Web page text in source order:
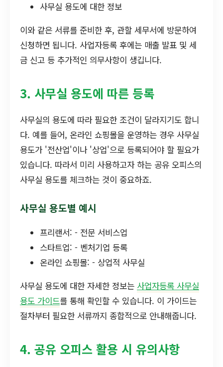
사무실 용도에 대한 정보
이와 같은 서류를 준비한 후, 관할 세무서에 방문하여
신청하면 됩니다. 사업자등록 후에는 매출 발표 및 세
금 신고 등 추가적인 의무사항이 생깁니다.
3. 사무실 용도에 따른 등록
사무실의 용도에 따라 필요한 조건이 달라지기도 합니
다. 예를 들어, 온라인 쇼핑몰을 운영하는 경우 사무실
용도가 '전산업'이나 '상업'으로 등록되어야 할 필요가
있습니다. 따라서 미리 사용하고자 하는 공유 오피스의
사무실 용도를 체크하는 것이 중요하죠.
사무실 용도별 예시
프리랜서: - 전문 서비스업
스타트업: - 벤처기업 등록
온라인 쇼핑몰: - 상업적 사무실
사무실 용도에 대한 자세한 정보는 사업자등록 사무실
용도 가이드를 통해 확인할 수 있습니다. 이 가이드는
절차부터 필요한 서류까지 종합적으로 안내해줍니다.
4. 공유 오피스 활용 시 유의사항